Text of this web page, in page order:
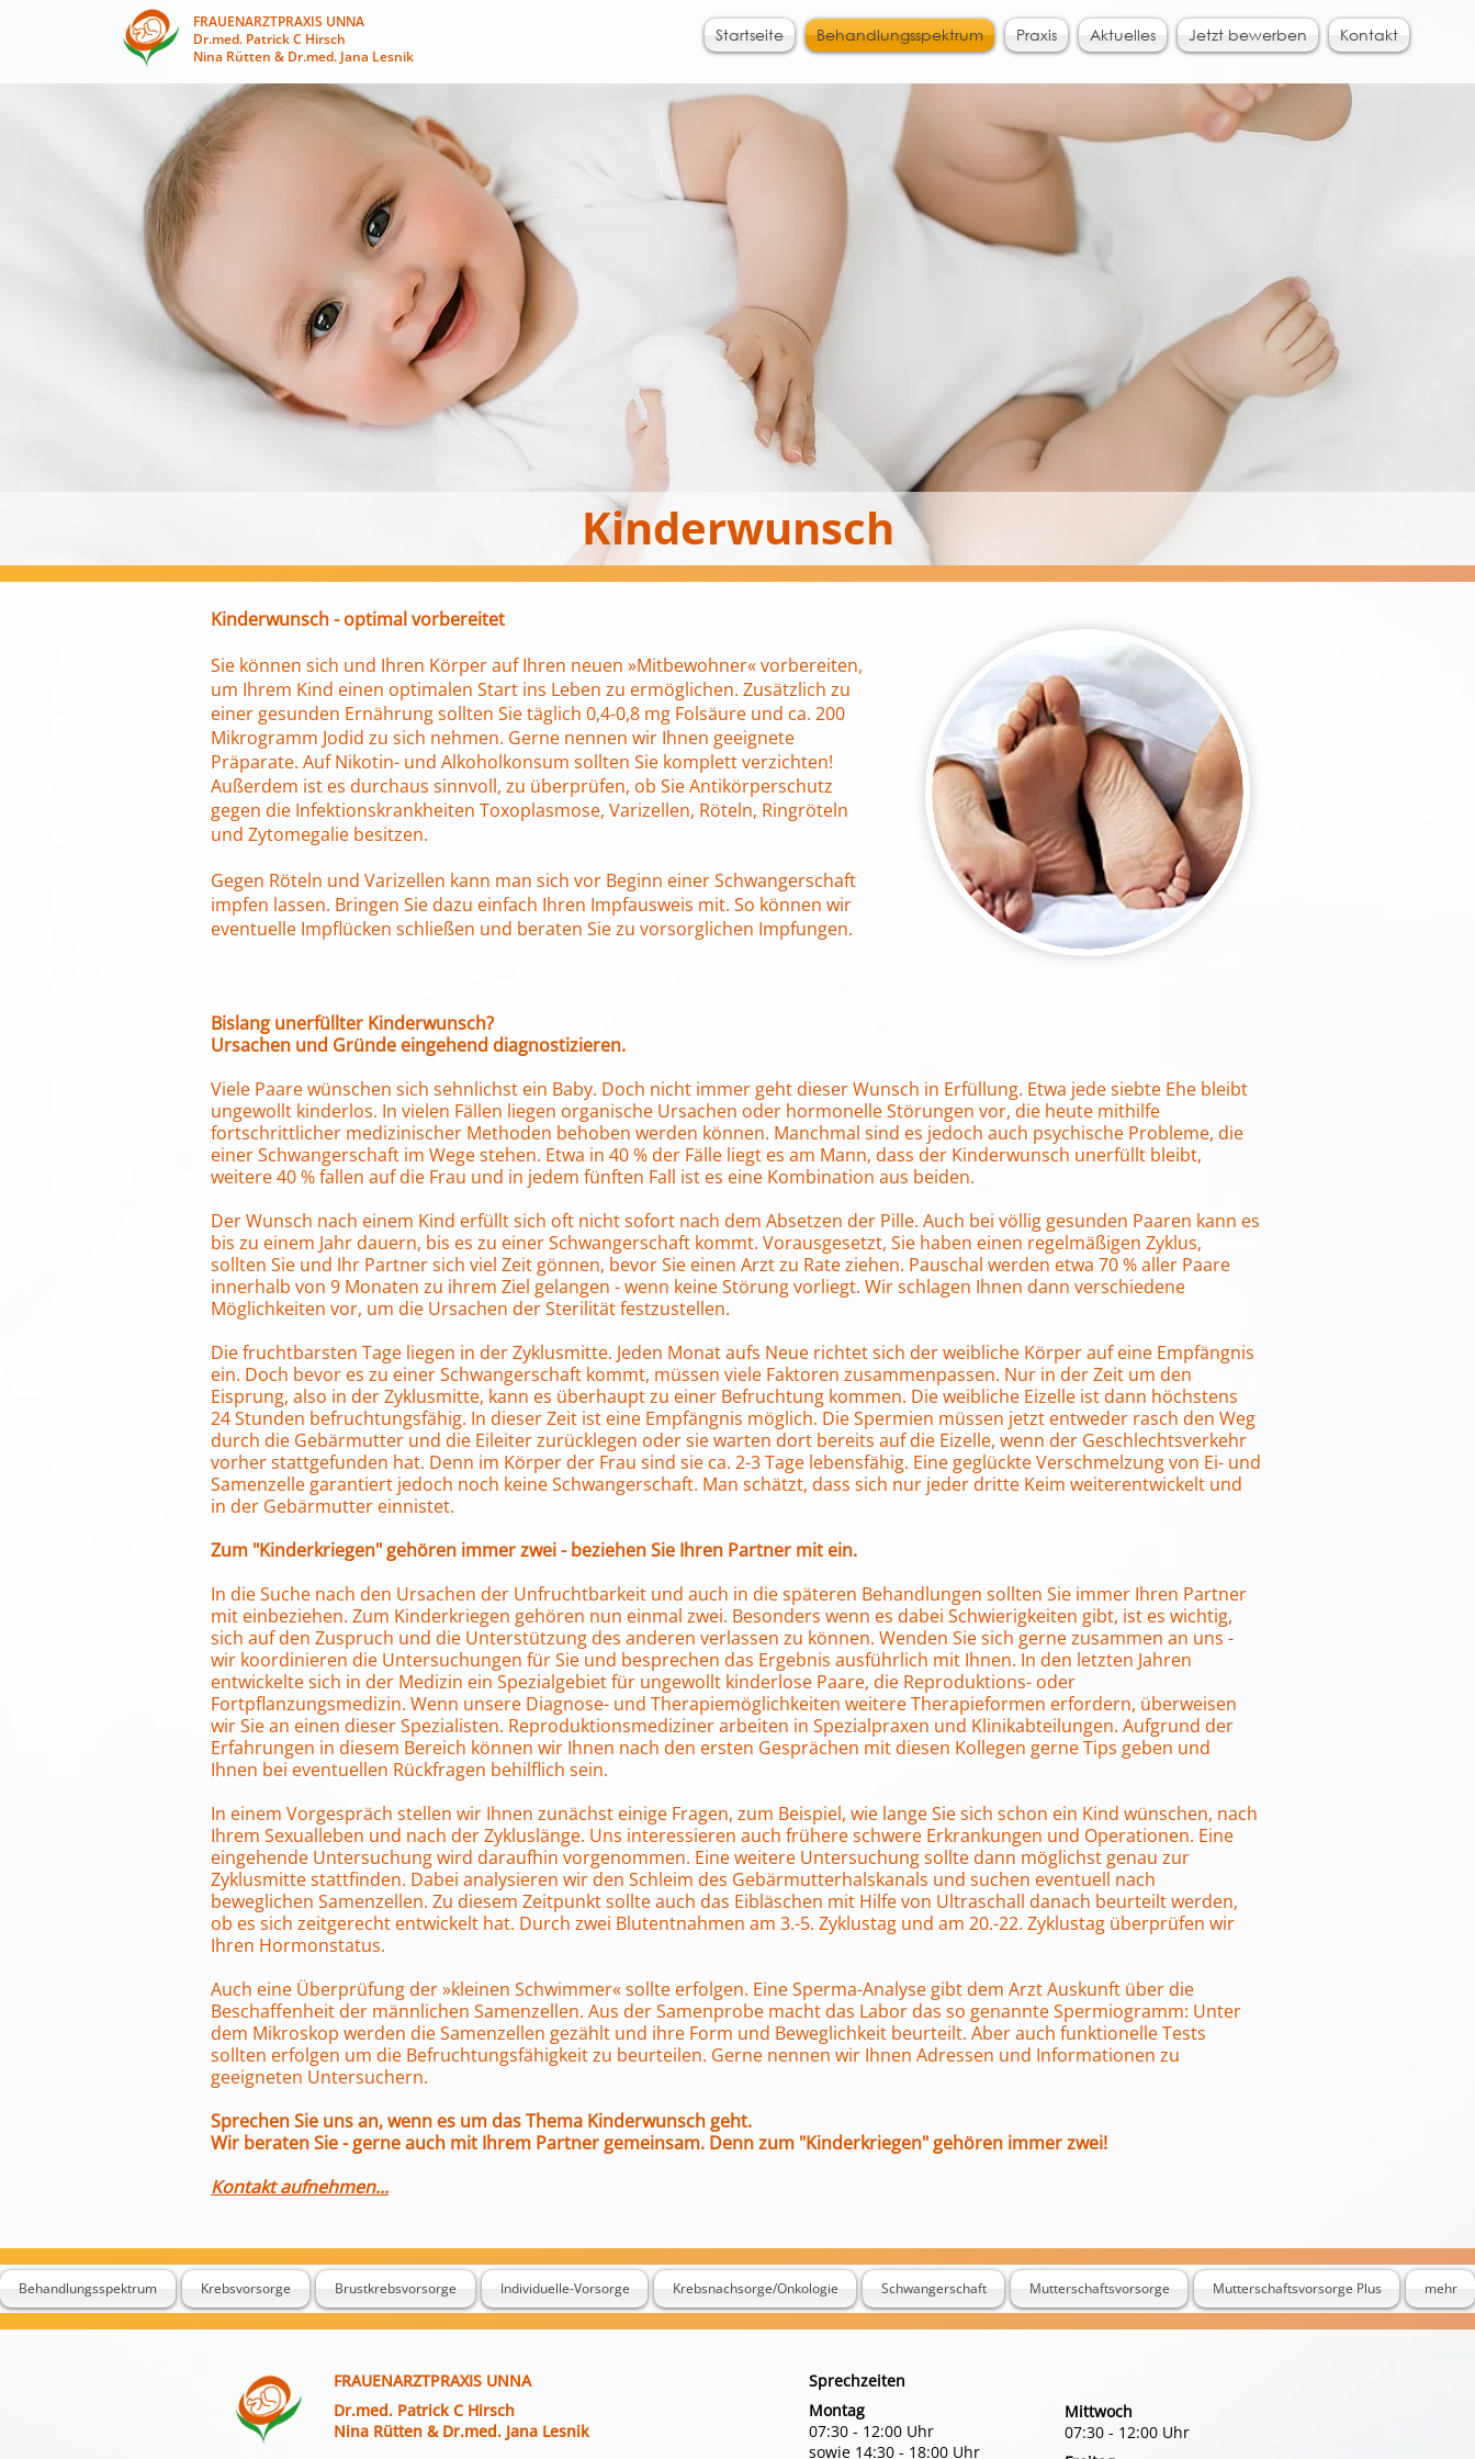
FRAUENARZTPRAXIS UNNA
Dr.med. Patrick C Hirsch
Nina Rütten & Dr.med. Jana Lesnik
Startseite Behandlungsspektrum Praxis Aktuelles Jetzt bewerben Kontakt
Kinderwunsch
Kinderwunsch - optimal vorbereitet
Sie können sich und Ihren Körper auf Ihren neuen »Mitbewohner« vorbereiten,
um Ihrem Kind einen optimalen Start ins Leben zu ermöglichen. Zusätzlich zu
einer gesunden Ernährung sollten Sie täglich 0,4-0,8 mg Folsäure und ca. 200
Mikrogramm Jodid zu sich nehmen. Gerne nennen wir Ihnen geeignete
Präparate. Auf Nikotin- und Alkoholkonsum sollten Sie komplett verzichten!
Außerdem ist es durchaus sinnvoll, zu überprüfen, ob Sie Antikörperschutz
gegen die Infektionskrankheiten Toxoplasmose, Varizellen, Röteln, Ringröteln
und Zytomegalie besitzen.
Gegen Röteln und Varizellen kann man sich vor Beginn einer Schwangerschaft
impfen lassen. Bringen Sie dazu einfach Ihren Impfausweis mit. So können wir
eventuelle Impflücken schließen und beraten Sie zu vorsorglichen Impfungen.
Bislang unerfüllter Kinderwunsch?
Ursachen und Gründe eingehend diagnostizieren.
Viele Paare wünschen sich sehnlichst ein Baby. Doch nicht immer geht dieser Wunsch in Erfüllung. Etwa jede siebte Ehe bleibt
ungewollt kinderlos. In vielen Fällen liegen organische Ursachen oder hormonelle Störungen vor, die heute mithilfe
fortschrittlicher medizinischer Methoden behoben werden können. Manchmal sind es jedoch auch psychische Probleme, die
einer Schwangerschaft im Wege stehen. Etwa in 40 % der Fälle liegt es am Mann, dass der Kinderwunsch unerfüllt bleibt,
weitere 40 % fallen auf die Frau und in jedem fünften Fall ist es eine Kombination aus beiden.
Der Wunsch nach einem Kind erfüllt sich oft nicht sofort nach dem Absetzen der Pille. Auch bei völlig gesunden Paaren kann es
bis zu einem Jahr dauern, bis es zu einer Schwangerschaft kommt. Vorausgesetzt, Sie haben einen regelmäßigen Zyklus,
sollten Sie und Ihr Partner sich viel Zeit gönnen, bevor Sie einen Arzt zu Rate ziehen. Pauschal werden etwa 70 % aller Paare
innerhalb von 9 Monaten zu ihrem Ziel gelangen - wenn keine Störung vorliegt. Wir schlagen Ihnen dann verschiedene
Möglichkeiten vor, um die Ursachen der Sterilität festzustellen.
Die fruchtbarsten Tage liegen in der Zyklusmitte. Jeden Monat aufs Neue richtet sich der weibliche Körper auf eine Empfängnis
ein. Doch bevor es zu einer Schwangerschaft kommt, müssen viele Faktoren zusammenpassen. Nur in der Zeit um den
Eisprung, also in der Zyklusmitte, kann es überhaupt zu einer Befruchtung kommen. Die weibliche Eizelle ist dann höchstens
24 Stunden befruchtungsfähig. In dieser Zeit ist eine Empfängnis möglich. Die Spermien müssen jetzt entweder rasch den Weg
durch die Gebärmutter und die Eileiter zurücklegen oder sie warten dort bereits auf die Eizelle, wenn der Geschlechtsverkehr
vorher stattgefunden hat. Denn im Körper der Frau sind sie ca. 2-3 Tage lebensfähig. Eine geglückte Verschmelzung von Ei- und
Samenzelle garantiert jedoch noch keine Schwangerschaft. Man schätzt, dass sich nur jeder dritte Keim weiterentwickelt und
in der Gebärmutter einnistet.
Zum "Kinderkriegen" gehören immer zwei - beziehen Sie Ihren Partner mit ein.
In die Suche nach den Ursachen der Unfruchtbarkeit und auch in die späteren Behandlungen sollten Sie immer Ihren Partner
mit einbeziehen. Zum Kinderkriegen gehören nun einmal zwei. Besonders wenn es dabei Schwierigkeiten gibt, ist es wichtig,
sich auf den Zuspruch und die Unterstützung des anderen verlassen zu können. Wenden Sie sich gerne zusammen an uns -
wir koordinieren die Untersuchungen für Sie und besprechen das Ergebnis ausführlich mit Ihnen. In den letzten Jahren
entwickelte sich in der Medizin ein Spezialgebiet für ungewollt kinderlose Paare, die Reproduktions- oder
Fortpflanzungsmedizin. Wenn unsere Diagnose- und Therapiemöglichkeiten weitere Therapieformen erfordern, überweisen
wir Sie an einen dieser Spezialisten. Reproduktionsmediziner arbeiten in Spezialpraxen und Klinikabteilungen. Aufgrund der
Erfahrungen in diesem Bereich können wir Ihnen nach den ersten Gesprächen mit diesen Kollegen gerne Tips geben und
Ihnen bei eventuellen Rückfragen behilflich sein.
In einem Vorgespräch stellen wir Ihnen zunächst einige Fragen, zum Beispiel, wie lange Sie sich schon ein Kind wünschen, nach
Ihrem Sexualleben und nach der Zykluslänge. Uns interessieren auch frühere schwere Erkrankungen und Operationen. Eine
eingehende Untersuchung wird daraufhin vorgenommen. Eine weitere Untersuchung sollte dann möglichst genau zur
Zyklusmitte stattfinden. Dabei analysieren wir den Schleim des Gebärmutterhalskanals und suchen eventuell nach
beweglichen Samenzellen. Zu diesem Zeitpunkt sollte auch das Eibläschen mit Hilfe von Ultraschall danach beurteilt werden,
ob es sich zeitgerecht entwickelt hat. Durch zwei Blutentnahmen am 3.-5. Zyklustag und am 20.-22. Zyklustag überprüfen wir
Ihren Hormonstatus.
Auch eine Überprüfung der »kleinen Schwimmer« sollte erfolgen. Eine Sperma-Analyse gibt dem Arzt Auskunft über die
Beschaffenheit der männlichen Samenzellen. Aus der Samenprobe macht das Labor das so genannte Spermiogramm: Unter
dem Mikroskop werden die Samenzellen gezählt und ihre Form und Beweglichkeit beurteilt. Aber auch funktionelle Tests
sollten erfolgen um die Befruchtungsfähigkeit zu beurteilen. Gerne nennen wir Ihnen Adressen und Informationen zu
geeigneten Untersuchern.
Sprechen Sie uns an, wenn es um das Thema Kinderwunsch geht.
Wir beraten Sie - gerne auch mit Ihrem Partner gemeinsam. Denn zum "Kinderkriegen" gehören immer zwei!
Kontakt aufnehmen...
Behandlungsspektrum Krebsvorsorge Brustkrebsvorsorge Individuelle-Vorsorge Krebsnachsorge/Onkologie Schwangerschaft Mutterschaftsvorsorge Mutterschaftsvorsorge Plus mehr
FRAUENARZTPRAXIS UNNA
Dr.med. Patrick C Hirsch
Nina Rütten & Dr.med. Jana Lesnik
Sprechzeiten
Montag
07:30 - 12:00 Uhr
sowie 14:30 - 18:00 Uhr
Mittwoch
07:30 - 12:00 Uhr